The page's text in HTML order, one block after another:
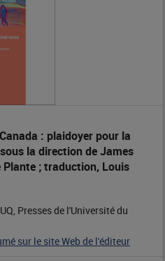
: plaidoyer pour la
la direction de James
Plante ; traduction, Louis
Presses de l'Université du
sur le site Web de l'éditeur